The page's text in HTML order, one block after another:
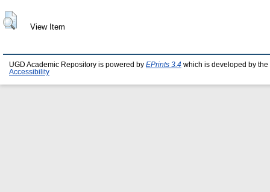
View Item
UGD Academic Repository is powered by EPrints 3.4 which is developed by the
Accessibility